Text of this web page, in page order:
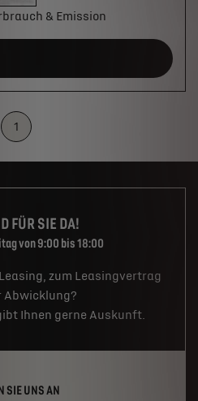
& Emission
1
FÜR SIE DA!
von 9:00 bis 18:00
zum Leasingvertrag
Abwicklung?
Ihnen gerne Auskunft.
SIE UNS AN